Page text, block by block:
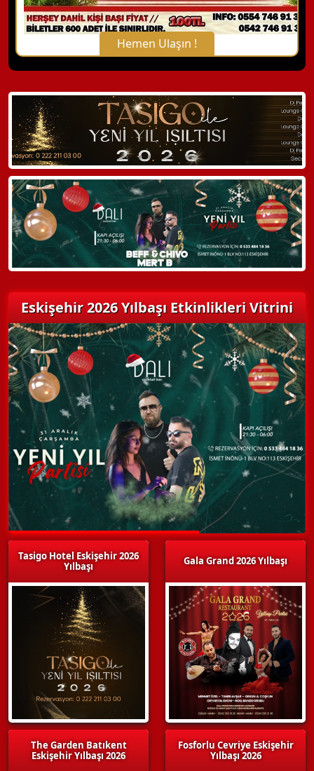
Hemen Ulaşın !
X Kapat
WhatsApp ile Bilgi Alın
Hemen Arayın
Detaylı Bilgi Alın
Eskişehir 2026 Yılbaşı Etkinlikleri Vitrini
Tasigo Hotel Eskişehir 2026
Yılbaşı
The Garden Batıkent
Eskişehir Yılbaşı 2026
Gala Grand 2026 Yılbaşı
Fosforlu Cevriye Eskişehir
Yılbaşı 2026